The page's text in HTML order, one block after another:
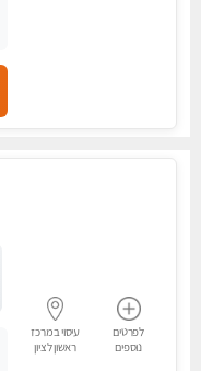
לפרטים
נוספים
עיסוי במרכז
ראשון לציון